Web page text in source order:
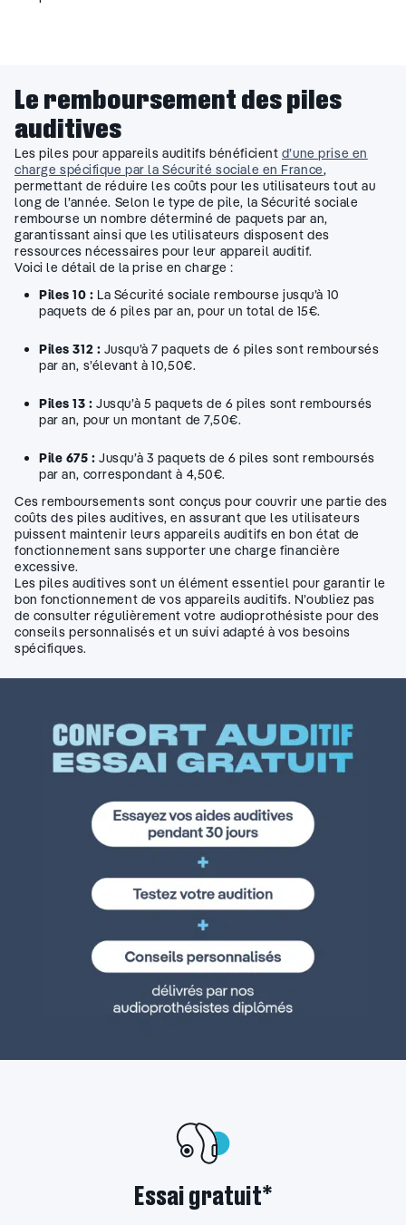
Le remboursement des piles
auditives
Les piles pour appareils auditifs bénéficient d’une prise en
charge spécifique par la Sécurité sociale en France,
permettant de réduire les coûts pour les utilisateurs tout au
long de l’année. Selon le type de pile, la Sécurité sociale
rembourse un nombre déterminé de paquets par an,
garantissant ainsi que les utilisateurs disposent des
ressources nécessaires pour leur appareil auditif.
Voici le détail de la prise en charge :
Piles 10 : La Sécurité sociale rembourse jusqu’à 10
paquets de 6 piles par an, pour un total de 15€.
Piles 312 : Jusqu’à 7 paquets de 6 piles sont remboursés
par an, s’élevant à 10,50€.
Piles 13 :Jusqu’à 5 paquets de 6 piles sont remboursés
par an, pour un montant de 7,50€.
Pile 675 : Jusqu’à 3 paquets de 6 piles sont remboursés
par an, correspondant à 4,50€.
Ces remboursements sont conçus pour couvrir une partie des
coûts des piles auditives, en assurant que les utilisateurs
puissent maintenir leurs appareils auditifs en bon état de
fonctionnement sans supporter une charge financière
excessive.
Les piles auditives sont un élément essentiel pour garantir le
bon fonctionnement de vos appareils auditifs. N’oubliez pas
de consulter régulièrement votre audioprothésiste pour des
conseils personnalisés et un suivi adapté à vos besoins
spécifiques.
Essai gratuit*